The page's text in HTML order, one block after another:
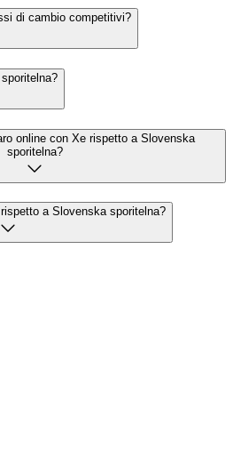
di cambio competitivi?
online con Xe rispetto a Slovenska
sporitelna?
a Slovenska sporitelna?